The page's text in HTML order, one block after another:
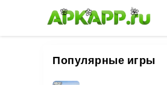
🌸 🌼 🌺
Популярные игры